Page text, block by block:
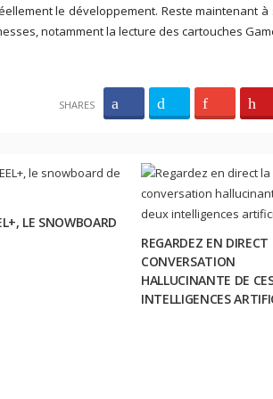
le développement. Reste maintenant à
notamment la lecture des cartouches
SHARES
LE SNOWBOARD
REGARDEZ EN DIRECT
CONVERSATION
HALLUCINANTE DE
INTELLIGENCES